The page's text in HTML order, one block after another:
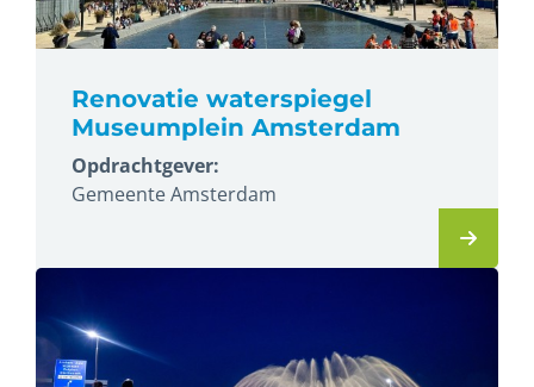
Renovatie waterspiegel
Museumplein Amsterdam
Opdrachtgever:
Gemeente Amsterdam